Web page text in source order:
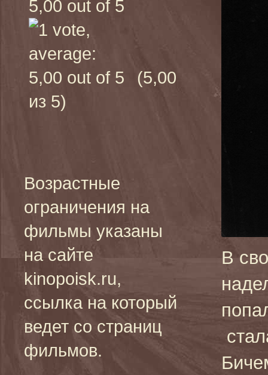
(5,00
из 5)
Возрастные
ограничения на
фильмы указаны
на сайте
kinopoisk.ru,
ссылка на который
ведет со страниц
фильмов.
В